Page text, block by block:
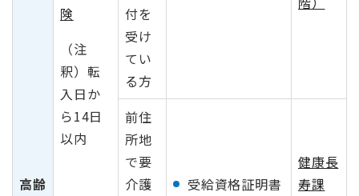
高齢
険
（注
釈）転
入日か
ら14日
以内
付を
受け
てい
る方
前住
所地
で要
介護
受給資格証明書
健康長
寿課